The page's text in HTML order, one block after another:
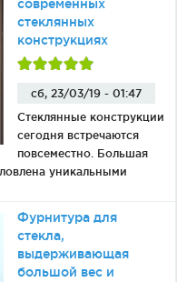
современных
стеклянных
конструкциях
сб, 23/03/19 - 01:47
Стеклянные конструкции
сегодня встречаются
повсеместно. Большая
уникальными
Фурнитура для
стекла,
выдерживающая
большой вес и